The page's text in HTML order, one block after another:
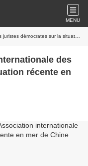
MENU
situation récente en mer de Chine méridionale
des
récente en